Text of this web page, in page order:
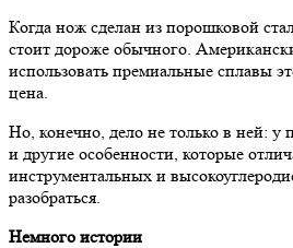
Когда нож сделан из порошковой
стоит дороже обычного.
использовать премиальные сплавы
цена.
Но, конечно, дело не только в ней: у
и другие особенности, которые
инструментальных и
разобраться.
Немного истории